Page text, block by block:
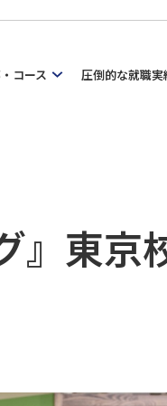
コース 圧倒的な就職実
』東京